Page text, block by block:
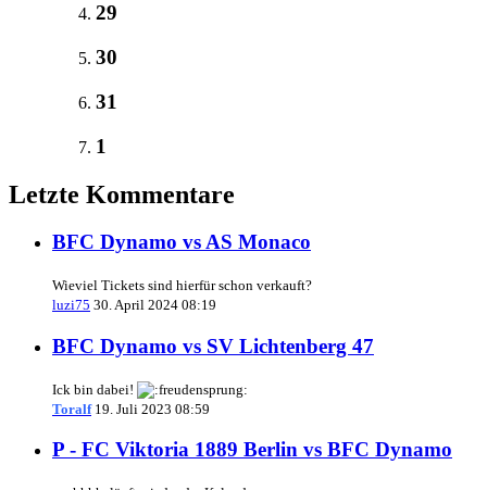
29
30
31
1
Letzte Kommentare
BFC Dynamo vs AS Monaco
Wieviel Tickets sind hierfür schon verkauft?
luzi75 30. April 2024 08:19
BFC Dynamo vs SV Lichtenberg 47
Ick bin dabei!
Toralf 19. Juli 2023 08:59
P - FC Viktoria 1889 Berlin vs BFC Dynamo